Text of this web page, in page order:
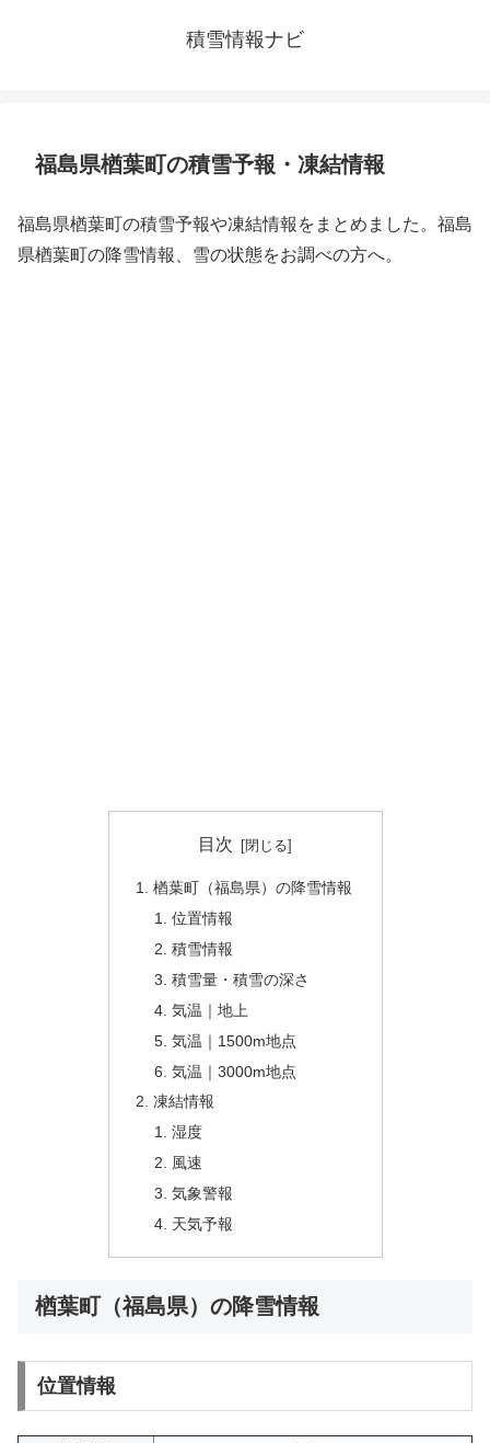
積雪情報ナビ
福島県楢葉町の積雪予報・凍結情報
福島県楢葉町の積雪予報や凍結情報をまとめました。福島
県楢葉町の降雪情報、雪の状態をお調べの方へ。
目次
楢葉町（福島県）の降雪情報
位置情報
積雪情報
積雪量・積雪の深さ
気温｜地上
気温｜1500m地点
気温｜3000m地点
凍結情報
湿度
風速
気象警報
天気予報
楢葉町（福島県）の降雪情報
位置情報